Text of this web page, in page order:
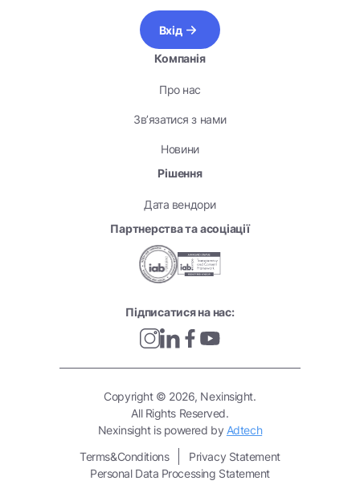
Вхід
Компанія
Про нас
Зв’язатися з нами
Новини
Рішення
Дата вендори
Партнерства та асоціації
Підписатися на нас:
Copyright © 2026, Nexinsight.
All Rights Reserved.
Nexinsight is powered by Adtech
Terms&Conditions
Privacy Statement
Personal Data Processing Statement